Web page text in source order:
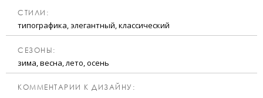
CТИЛИ:
типографика, элегантный, классический
CЕЗОНЫ:
зима, весна, лето, осень
КОММЕНТАРИИ К ДИЗАЙНУ: